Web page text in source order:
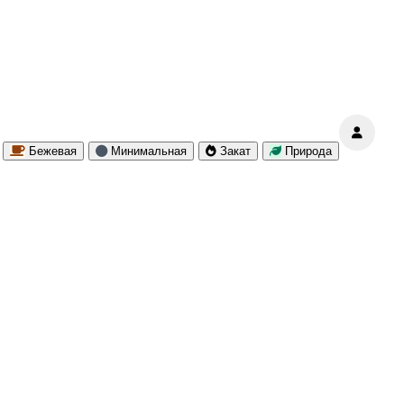
Бежевая Минимальная Закат Природа